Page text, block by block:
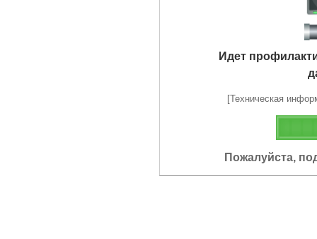
Идет
[Техническая
Пожалуйста,